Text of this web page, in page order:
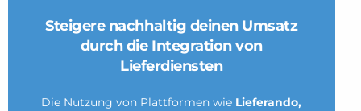
Steigere nachhaltig deinen Umsatz
durch die Integration von
Lieferdiensten
Die Nutzung von Plattformen wie Lieferando,